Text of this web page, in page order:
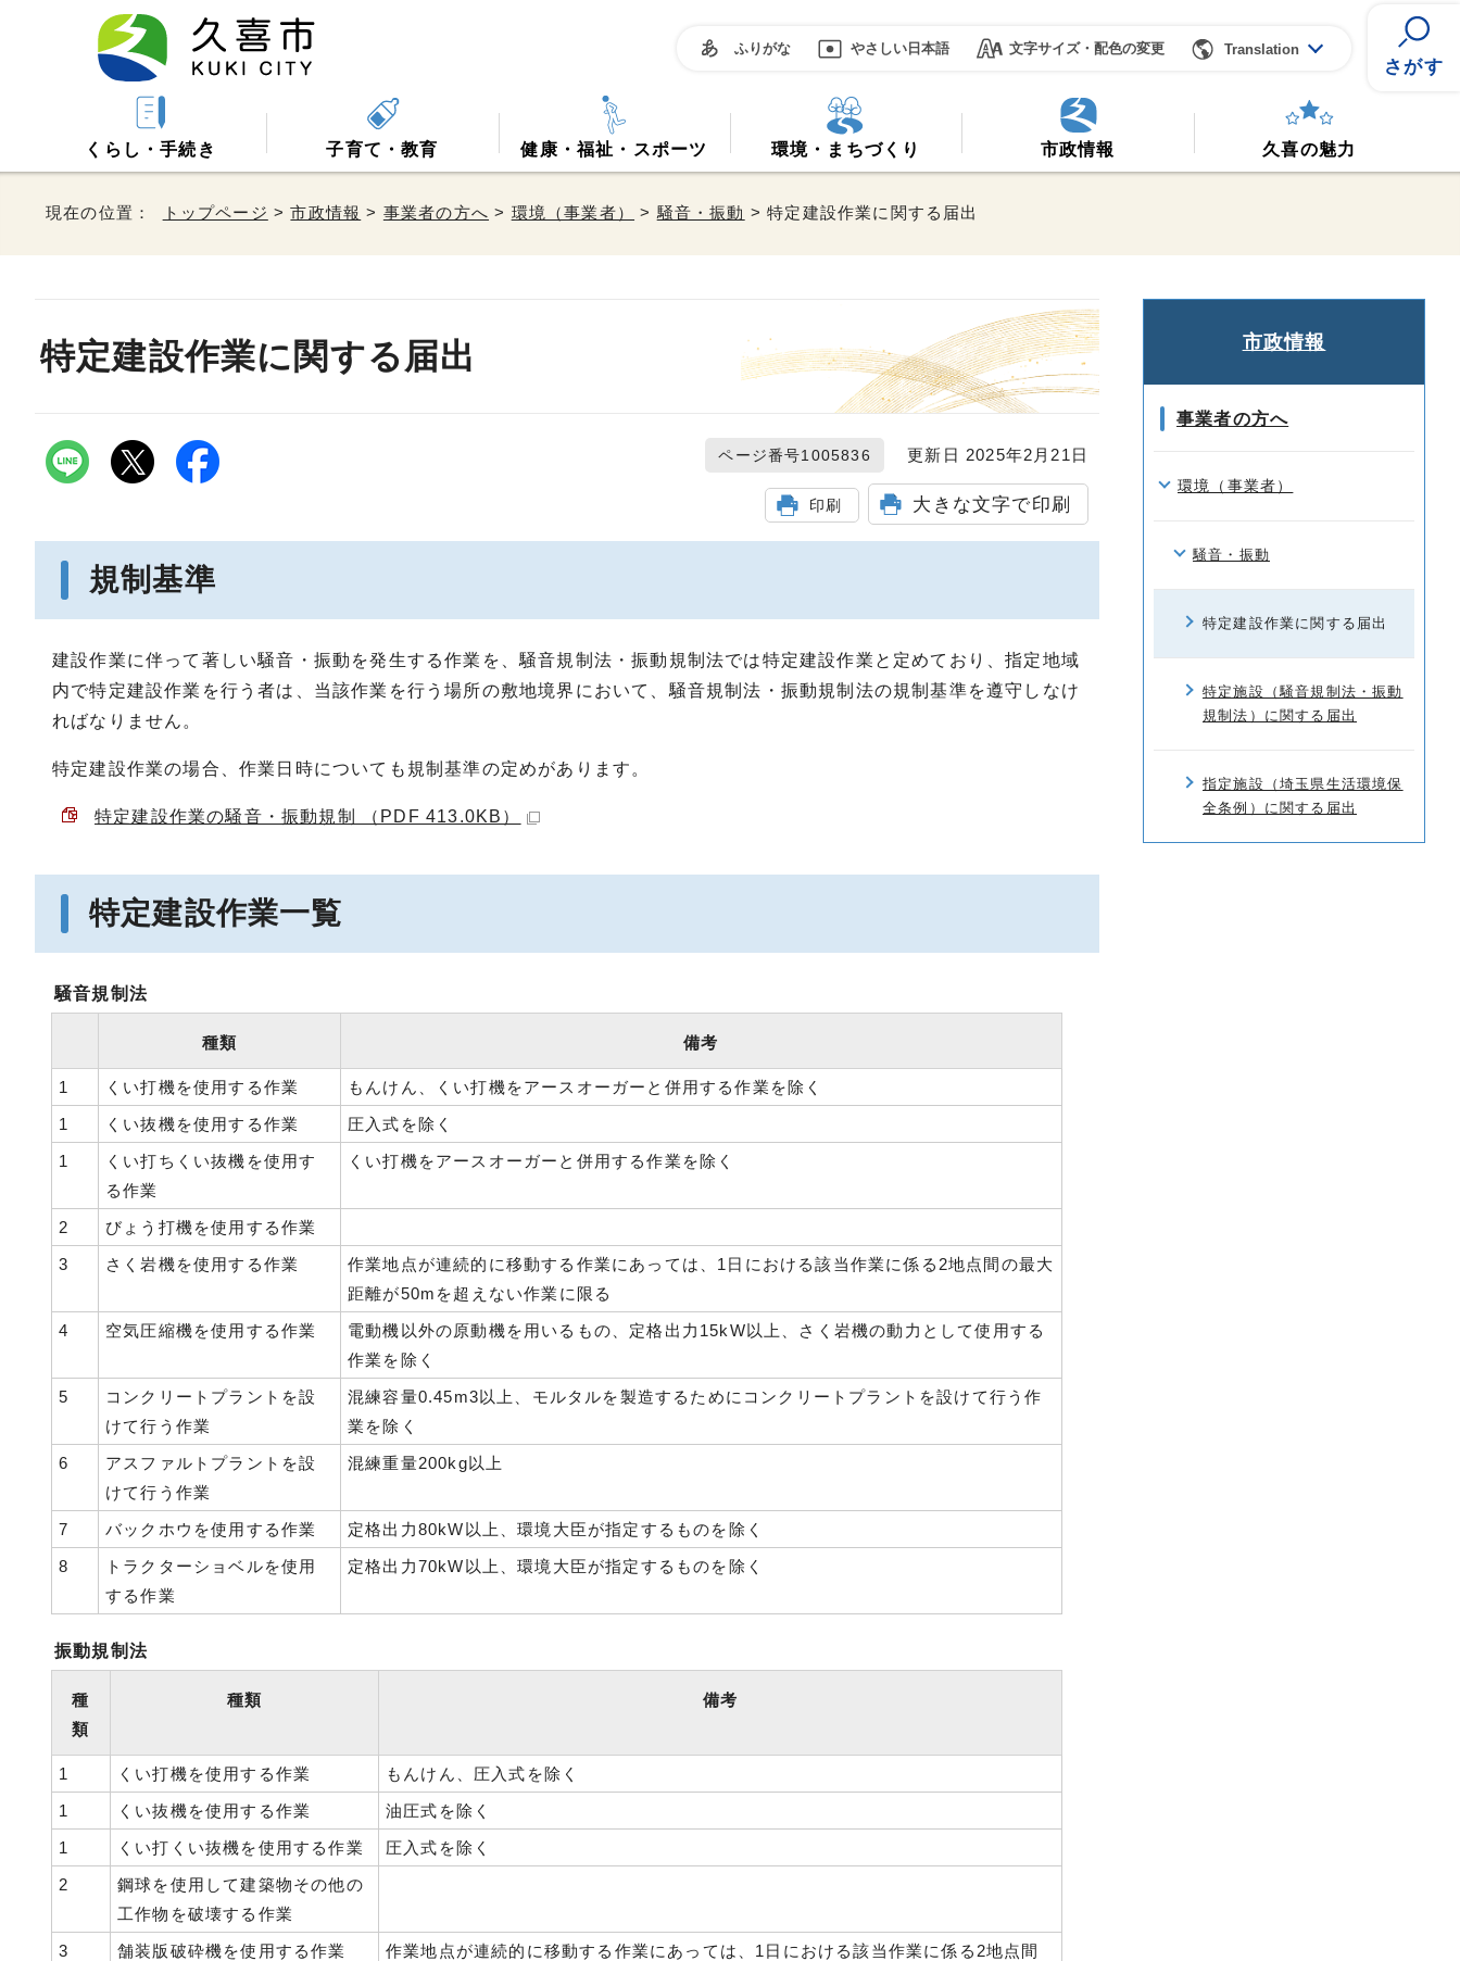
ふりがな やさしい日本語 文字サイズ・配色の変更 Translation
さがす
くらし・手続き 子育て・教育 健康・福祉・スポーツ 環境・まちづくり 市政情報 久喜の魅力
現在の位置： トップページ >市政情報 > 事業者の方へ > 環境（事業者） > 騒音・振動 > 特定建設作業に関する届出
特定建設作業に関する届出
ページ番号1005836 更新日 2025年2月21日
印刷 大きな文字で印刷
規制基準
建設作業に伴って著しい騒音・振動を発生する作業を、騒音規制法・振動規制法では特定建設作業と定めており、指定地域
内で特定建設作業を行う者は、当該作業を行う場所の敷地境界において、騒音規制法・振動規制法の規制基準を遵守しなけ
ればなりません。
特定建設作業の場合、作業日時についても規制基準の定めがあります。
特定建設作業の騒音・振動規制 （PDF 413.0KB）
特定建設作業一覧
騒音規制法
種類 備考
1 くい打機を使用する作業
もんけん、くい打機をアースオーガーと併用する作業を除く
1
くい抜機を使用する作業
圧入式を除く
1
くい打ちくい抜機を使用す
る作業
くい打機をアースオーガーと併用する作業を除く
2
びょう打機を使用する作業
3
さく岩機を使用する作業
作業地点が連続的に移動する作業にあっては、1日における該当作業に係る2地点間の最大
距離が50mを超えない作業に限る
4
空気圧縮機を使用する作業
電動機以外の原動機を用いるもの、定格出力15kW以上、さく岩機の動力として使用する
作業を除く
5
コンクリートプラントを設
けて行う作業
混練容量0.45m3以上、モルタルを製造するためにコンクリートプラントを設けて行う作
業を除く
6
アスファルトプラントを設
けて行う作業
混練重量200kg以上
7 バックホウを使用する作業
定格出力80kW以上、環境大臣が指定するものを除く
8
トラクターショベルを使用
する作業
定格出力70kW以上、環境大臣が指定するものを除く
振動規制法
種
類
種類 備考
1 くい打機を使用する作業
もんけん、圧入式を除く
1
くい抜機を使用する作業
油圧式を除く
1
くい打くい抜機を使用する作業
圧入式を除く
2
鋼球を使用して建築物その他の
工作物を破壊する作業
3
舗装版破砕機を使用する作業
作業地点が連続的に移動する作業にあっては、1日における該当作業に係る2地点間
市政情報
事業者の方へ
環境（事業者）
騒音・振動
特定建設作業に関する届出
特定施設（騒音規制法・振動
規制法）に関する届出
指定施設（埼玉県生活環境保
全条例）に関する届出